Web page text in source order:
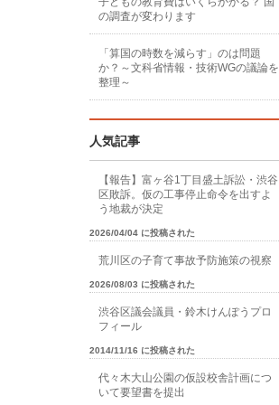
の調査が変わります
「算国の時数を減らす」のは問題
か？～文科省情報・技術WGの議論を
整理～
人気記事
【報告】富ヶ谷1丁目盛土訴訟・渋谷
区敗訴。仮の工事停止命令を出すよ
う地裁が決定
2026/04/04 に投稿された
荒川区の子育て事故予防施策の視察
2026/08/03 に投稿された
渋谷区議会議員・鈴木けんぽうプロ
フィール
2014/11/16 に投稿された
代々木大山公園の仮設校舎計画につ
いて要望書を提出